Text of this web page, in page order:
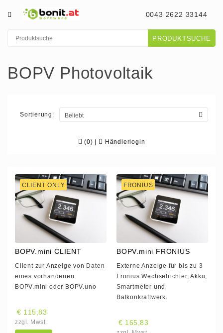
0043 2622 33144
PRODUKTSUCHE
BOPV Photovoltaik
Sortierung:
(0) Händlerlogin
CLIENT ONLY
BOPV.mini CLIENT
Client zur Anzeige von Daten
eines vorhandenen
BOPV.mini oder BOPV.uno
€ 115,83
zzgl. Mwst.
FRONIUS
BOPV.mini FRONIUS
Externe Anzeige für bis zu 3
Fronius Wechselrichter, Akku,
Smartmeter und
Balkonkraftwerk.
€ 165,83